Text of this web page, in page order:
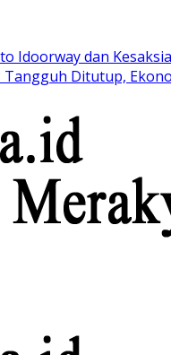
Idoorway dan
Ditutup,